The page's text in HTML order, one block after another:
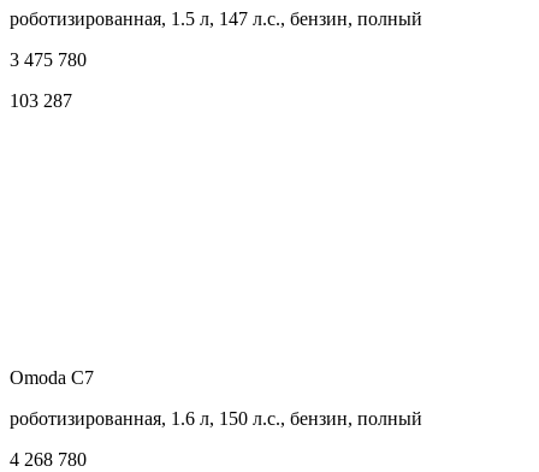
роботизированная, 1.5 л, 147 л.с., бензин, полный
3 475 780
103 287
Omoda C7
роботизированная, 1.6 л, 150 л.с., бензин, полный
4 268 780